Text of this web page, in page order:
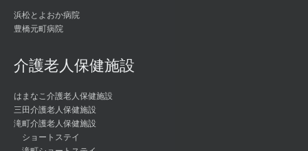
浜松とよおか病院
豊橋元町病院
介護老人保健施設
はまなこ介護老人保健施設
三田介護老人保健施設
滝町介護老人保健施設
ショートステイ